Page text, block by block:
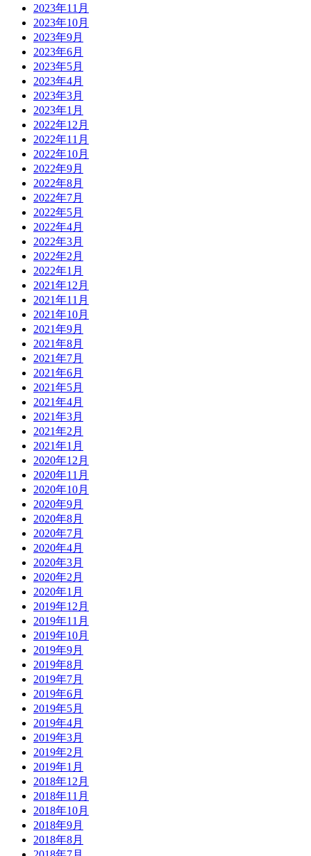
2023年11月
2023年10月
2023年9月
2023年6月
2023年5月
2023年4月
2023年3月
2023年1月
2022年12月
2022年11月
2022年10月
2022年9月
2022年8月
2022年7月
2022年5月
2022年4月
2022年3月
2022年2月
2022年1月
2021年12月
2021年11月
2021年10月
2021年9月
2021年8月
2021年7月
2021年6月
2021年5月
2021年4月
2021年3月
2021年2月
2021年1月
2020年12月
2020年11月
2020年10月
2020年9月
2020年8月
2020年7月
2020年4月
2020年3月
2020年2月
2020年1月
2019年12月
2019年11月
2019年10月
2019年9月
2019年8月
2019年7月
2019年6月
2019年5月
2019年4月
2019年3月
2019年2月
2019年1月
2018年12月
2018年11月
2018年10月
2018年9月
2018年8月